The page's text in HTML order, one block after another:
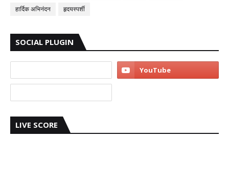
हार्दिक अभिनंदन
हृदयस्पर्शी
SOCIAL PLUGIN
LIVE SCORE